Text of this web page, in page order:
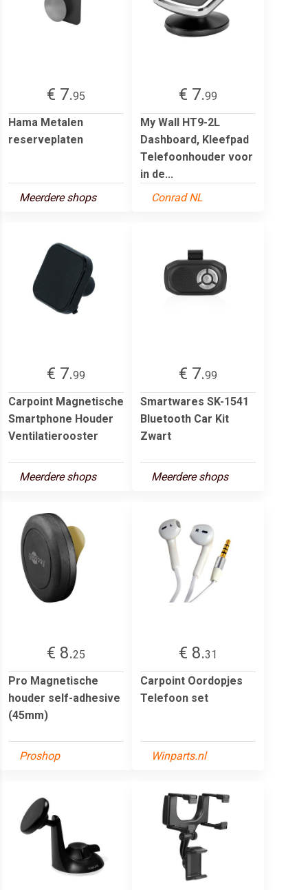
€ 7.95
Hama Metalen
reserveplaten
Meerdere shops
€ 7.99
My Wall HT9-2L
Dashboard, Kleefpad
Telefoonhouder voor
in de...
Conrad NL
€ 7.99
Carpoint Magnetische
Smartphone Houder
Ventilatierooster
Meerdere shops
€ 7.99
Smartwares SK-1541
Bluetooth Car Kit
Zwart
Meerdere shops
€ 8.25
Pro Magnetische
houder self-adhesive
(45mm)
Proshop
€ 8.31
Carpoint Oordopjes
Telefoon set
Winparts.nl